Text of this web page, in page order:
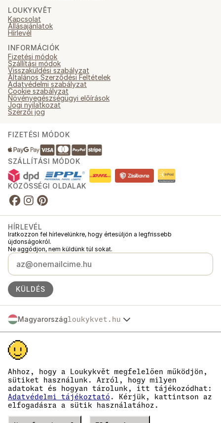
Ahhoz, hogy a Loukykvět megfelelően működjön,
sütiket használunk. Arról, hogy milyen
adatokat és hogyan tárolunk, itt tájékozódhat:
Adatvédelmi tájékoztató . Kérjük, kattintson az
elfogadásra a sütik használatához.
LOUKYKVĚT
Kapcsolat
Állásajánlatok
Hírlevél
INFORMÁCIÓK
Fizetési módok
Szállítási módok
Visszaküldési szabályzat
Általános Szerződési Feltételek
Adatvédelmi szabályzat
Cookie szabályzat
Növényegészségügyi előírások
Jogi nyilatkozat
Szerzői jog
FIZETÉSI MÓDOK
SZÁLLÍTÁSI MÓDOK
KÖZÖSSÉGI OLDALAK
HÍRLEVÉL
Iratkozzon fel hírlevelünkre, hogy értesüljön a legfrissebb
újdonságokról.
Ne aggódjon, nem küldünk túl sokat.
KÜLDÉS
Magyarországloukykvet.hu
Česko
Slovensko
Polska
Österreich
Deutschland
France
België
Danmark
Eesti
España
A Loukykvět s.r.o. a Prágai Városi Bíróság által vezetett cégjegyzékbe C
szakasz, 268616 betétszám alatt van bejegyezve.
nyilvántartva.
A növényútlevelek kiállításához a 0636-os regisztrációs számot
használjuk.
Cégjegyzékszámunk: 05663687, adószámunk: CZ05663687.
A hivatalos tárhely azonosítója: eng827q.
EORI számunk: CZ05663687.